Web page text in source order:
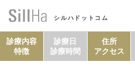
シルハドットコム
診療内容
特徴
診療日
診療時間
住所
アクセス